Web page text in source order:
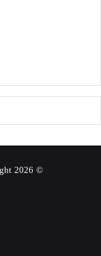
© Copyright 2026